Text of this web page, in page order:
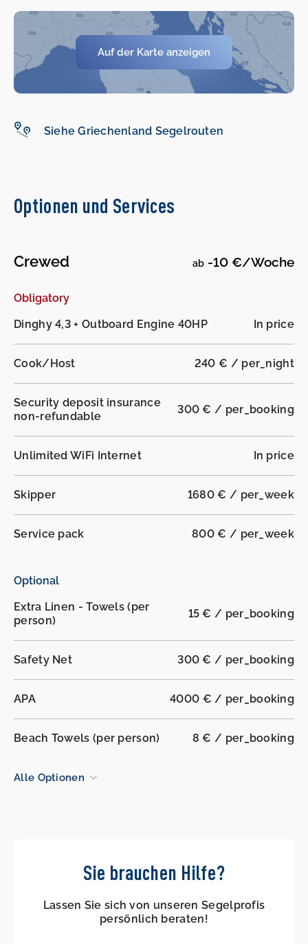
Auf der Karte anzeigen
Siehe Griechenland Segelrouten
Optionen und Services
Crewed ab -10 €/Woche
Obligatory
Dinghy 4,3 + Outboard Engine 40HP
In price
Cook/Host 240 € / per_night
Security deposit insurance
non-refundable
300 € / per_booking
Unlimited WiFi Internet In price
Skipper 1680 € / per_week
Service pack 800 € / per_week
Optional
Extra Linen - Towels (per
person)
15 € / per_booking
Safety Net 300 € / per_booking
APA 4000 € / per_booking
Beach Towels (per person) 8 € / per_booking
Alle Optionen
Sie brauchen Hilfe?
Lassen Sie sich von unseren Segelprofis
persönlich beraten!
-